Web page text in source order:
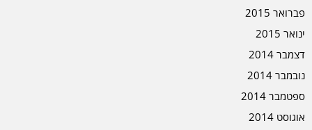
פברואר 2015
ינואר 2015
דצמבר 2014
נובמבר 2014
ספטמבר 2014
אוגוסט 2014